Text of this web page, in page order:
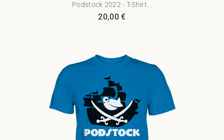
Podstock 2022 - T-Shirt...
20,00€